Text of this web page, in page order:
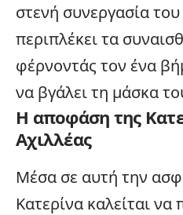
στενή συνεργασία
περιπλέκει τα
φέρνοντάς τον ένα
να βγάλει τη μάσκα
Η αποφάση της
Αχιλλέας
Μέσα σε αυτή την
Κατερίνα καλείται να